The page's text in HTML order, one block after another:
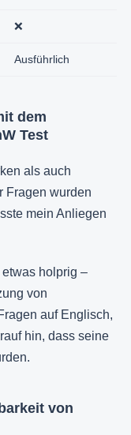
❌
Ausführlich
dem
Test
als auch
Fragen wurden
mein Anliegen
holprig –
von
auf Englisch,
hin, dass seine
von